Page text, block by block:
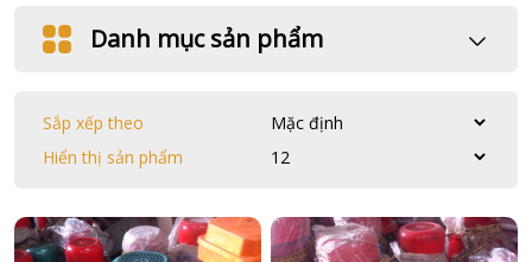
Danh mục sản phẩm
Sắp xếp theo
Hiển thị sản phẩm